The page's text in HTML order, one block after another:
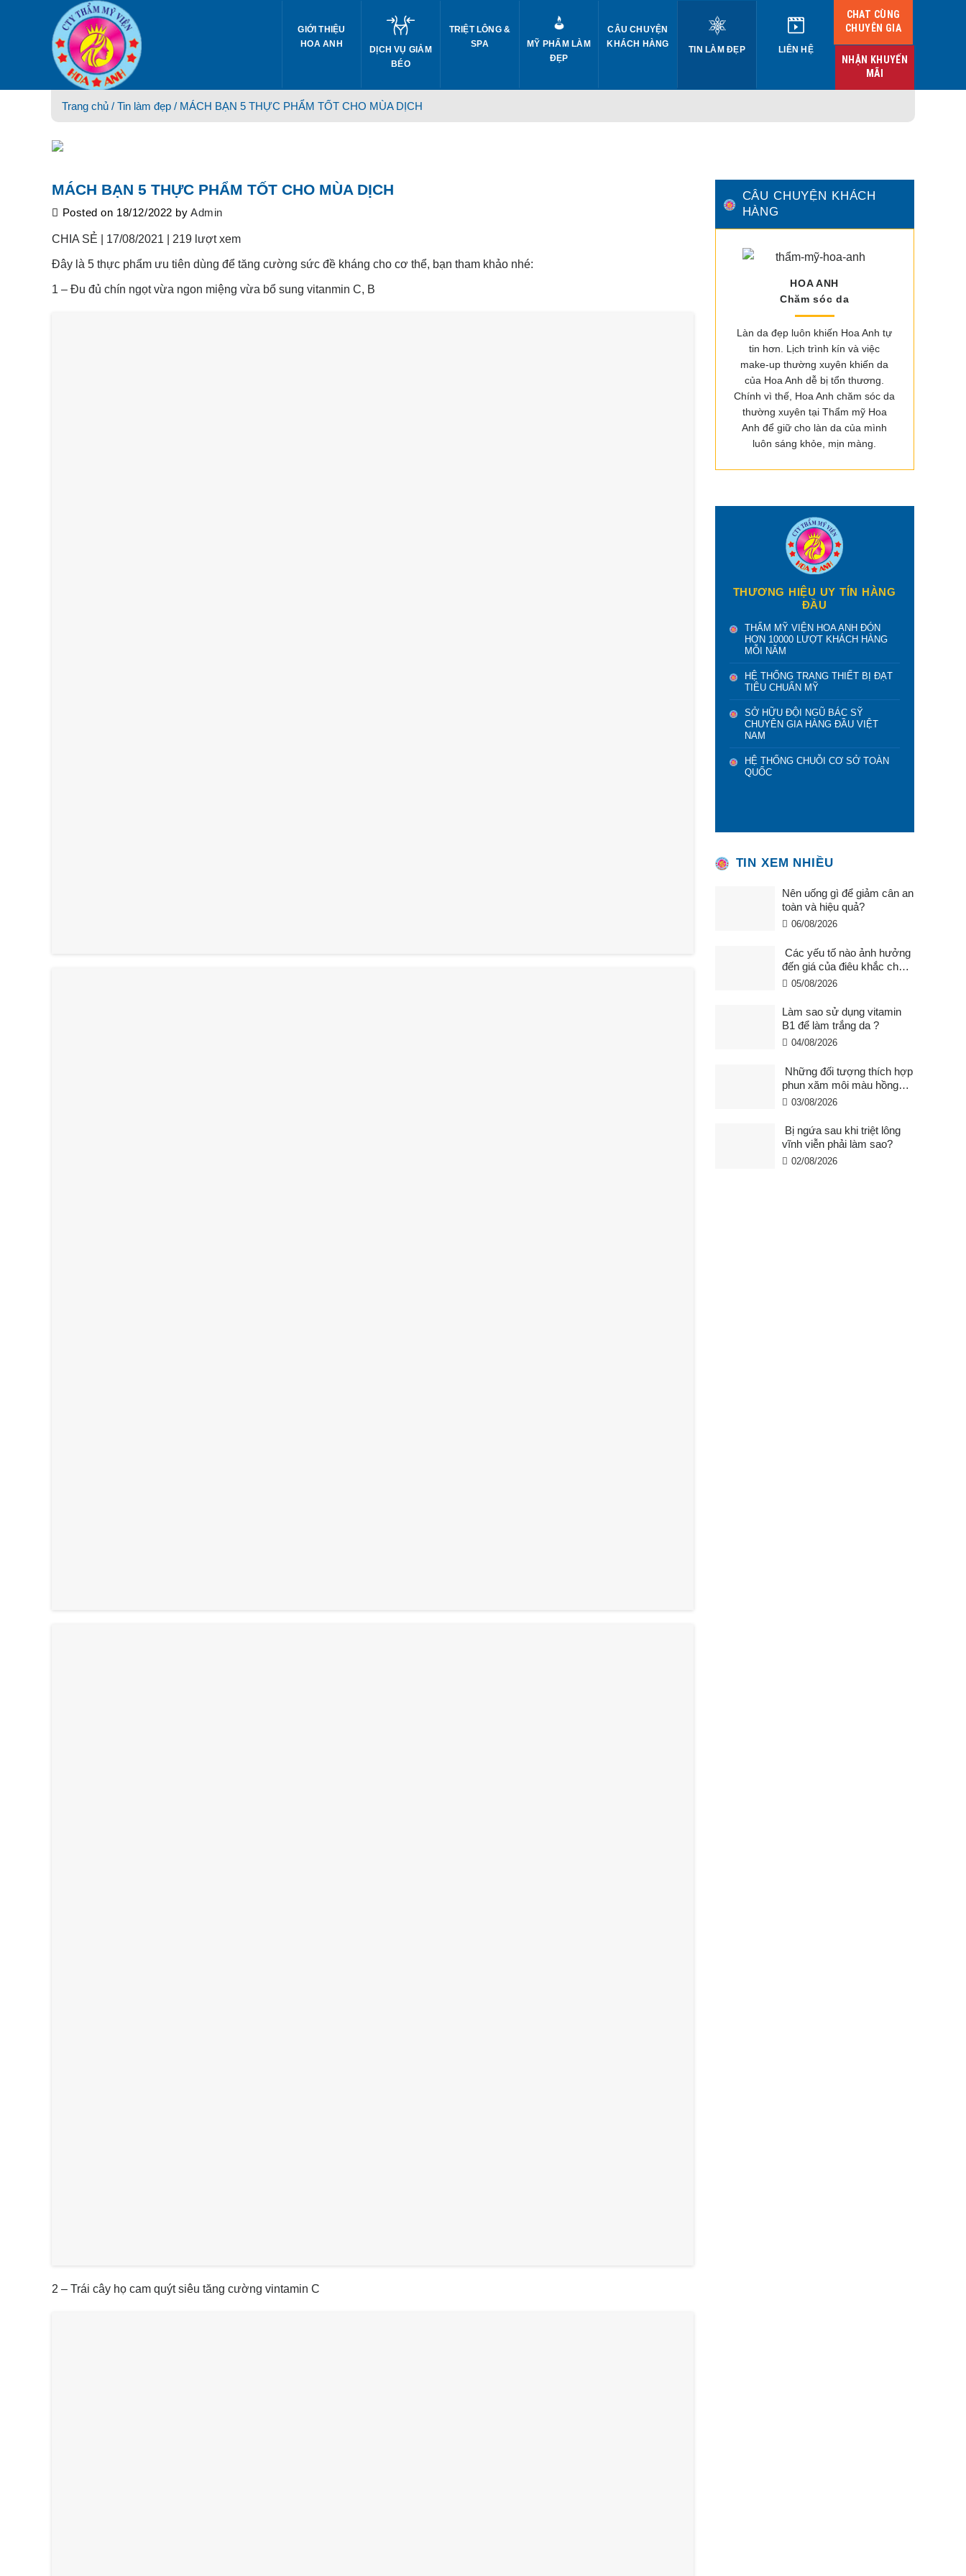
GIỚI THIỆU
HOA ANH
DỊCH VỤ GIẢM
BÉO
TRIỆT LÔNG &
SPA
MỸ PHẨM LÀM
ĐẸP
CÂU CHUYỆN
KHÁCH HÀNG
TIN LÀM ĐẸP LIÊN HỆ
CHAT CÙNG
CHUYÊN GIA
NHẬN KHUYẾN
MÃI
Trang chủ / Tin làm đẹp/ MÁCH BẠN 5 THỰC PHẨM TỐT CHO MÙA DỊCH
MÁCH BẠN 5 THỰC PHẨM TỐT CHO MÙA DỊCH
Posted on 18/12/2022 byAdmin
CHIA SẺ | 17/08/2021 | 219 lượt xem
Đây là 5 thực phẩm ưu tiên dùng để tăng cường sức đề kháng cho cơ thể, bạn tham khảo nhé:
1 – Đu đủ chín ngọt vừa ngon miệng vừa bổ sung vitanmin C, B
2 – Trái cây họ cam quýt siêu tăng cường vintamin C
CÂU CHUYỆN KHÁCH
HÀNG
HOA ANH
Chăm sóc da
Làn da đẹp luôn khiến Hoa Anh tự
tin hơn. Lịch trình kín và việc
make-up thường xuyên khiến da
của Hoa Anh dễ bị tổn thương.
Chính vì thế, Hoa Anh chăm sóc da
thường xuyên tại Thẩm mỹ Hoa
Anh để giữ cho làn da của mình
luôn sáng khỏe, mịn màng.
THƯƠNG HIỆU UY TÍN HÀNG
ĐẦU
THẨM MỸ VIỆN HOA ANH ĐÓN
HƠN 10000 LƯỢT KHÁCH HÀNG
MỖI NĂM
HỆ THỐNG TRANG THIẾT BỊ ĐẠT
TIÊU CHUẨN MỸ
SỞ HỮU ĐỘI NGŨ BÁC SỸ
CHUYÊN GIA HÀNG ĐẦU VIỆT
NAM
HỆ THỐNG CHUỖI CƠ SỞ TOÀN
QUỐC
TIN XEM NHIỀU
Nên uống gì để giảm cân an
toàn và hiệu quả?
06/08/2026
Các yếu tố nào ảnh hưởng
đến giá của điêu khắc chân
mày ?
05/08/2026
Làm sao sử dụng vitamin
B1 để làm trắng da ?
04/08/2026
Những đối tượng thích hợp
phun xăm môi màu hồng
cam san hô?
03/08/2026
Bị ngứa sau khi triệt lông
vĩnh viễn phải làm sao?
02/08/2026